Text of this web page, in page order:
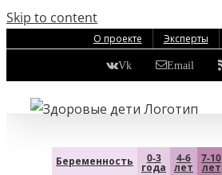
Skip to content
О проекте Эксперты
Vk Email
Беременность 0-3
года
4-6
лет
7-10
лет